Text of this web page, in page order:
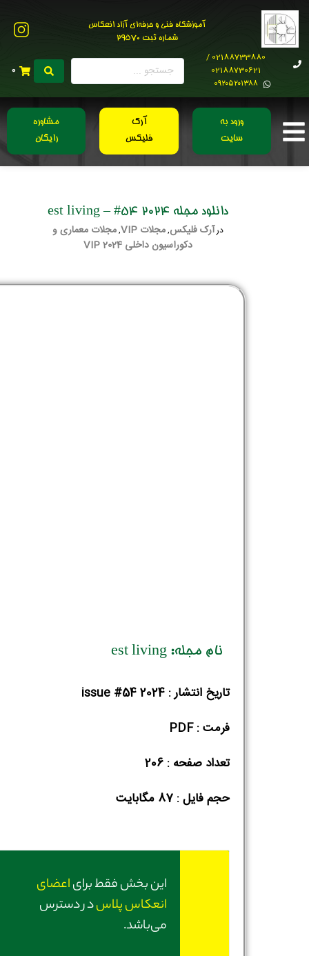
آموزشگاه فنی و حرفه‌ای آزاد انعکاس
شماره ثبت 29570
02188733880 /
02188730621
0۹۲۰۵۲۰۱۳۸۸
0
ورود به
سایت
آرک
فلیکس
مشاوره
رایگان
دانلود مجله est living – #54 2024
درآرک فلیکس,مجلات VIP ,مجلات معماری و
دکوراسیون داخلی 2024 VIP
نام مجله: est living
تاریخ انتشار : issue #54 2024
فرمت : PDF
تعداد صفحه : 206
حجم فایل :‌ 87 مگابایت
این بخش فقط برایاعضای
انعکاس پلاسدر دسترس
می‌باشد.